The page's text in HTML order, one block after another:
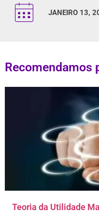
JANEIRO 13,
Recomendamos
Teoria da Utilidade